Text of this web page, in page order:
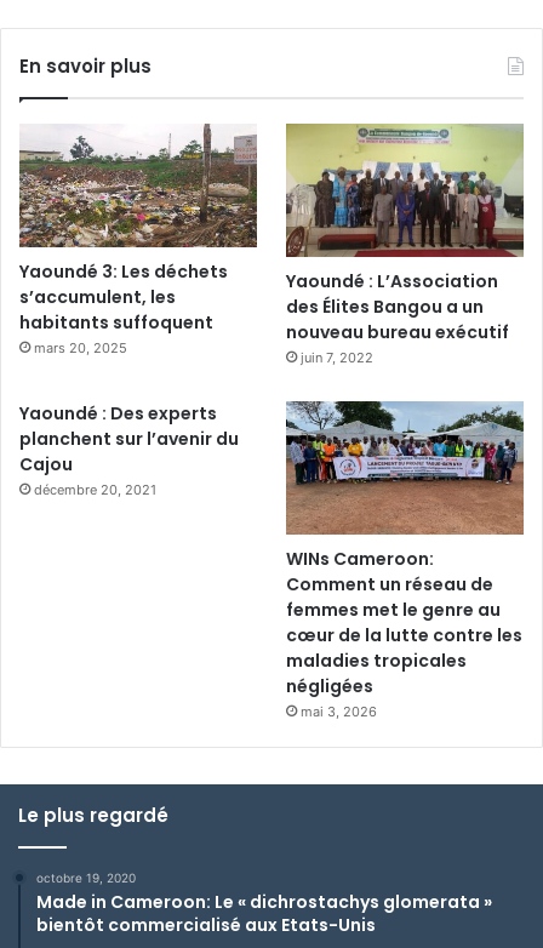
En savoir plus
Yaoundé 3: Les déchets
s’accumulent, les
habitants suffoquent
mars 20, 2025
Yaoundé : L’Association
des Élites Bangou a un
nouveau bureau exécutif
juin 7, 2022
Yaoundé : Des experts
planchent sur l’avenir du
Cajou
décembre 20, 2021
WINs Cameroon:
Comment un réseau de
femmes met le genre au
cœur de la lutte contre les
maladies tropicales
négligées
mai 3, 2026
Le plus regardé
octobre 19, 2020
Made in Cameroon: Le « dichrostachys glomerata »
bientôt commercialisé aux Etats-Unis